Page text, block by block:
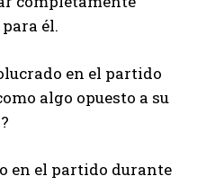
él.
en el partido
algo opuesto a su
en el partido durante